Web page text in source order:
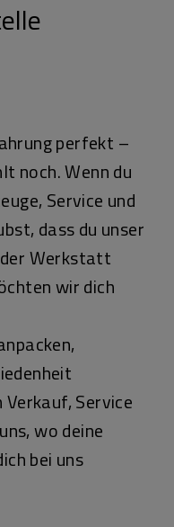
perfekt –
noch. Wenn du
Service und
dass du unser
Werkstatt
wir dich
Service
wo deine
bei uns